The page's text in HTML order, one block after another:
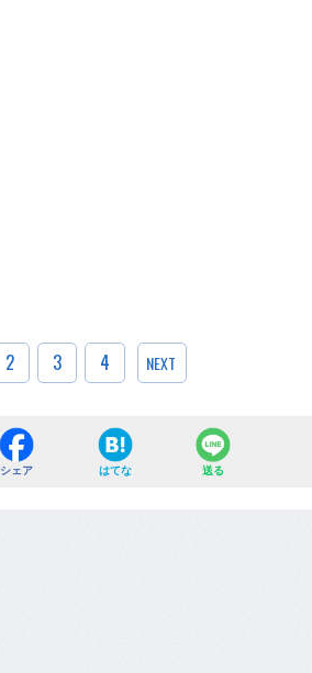
2 3 4 NEXT
シェア はてな 送る